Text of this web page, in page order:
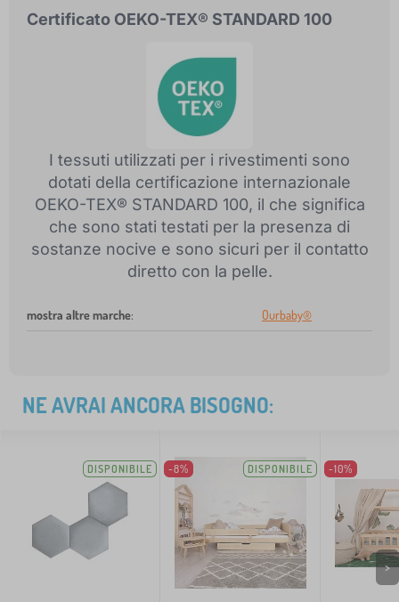
Certificato OEKO-TEX® STANDARD 100
I tessuti utilizzati per i rivestimenti sono
dotati della certificazione internazionale
OEKO-TEX® STANDARD 100, il che significa
che sono stati testati per la presenza di
sostanze nocive e sono sicuri per il contatto
diretto con la pelle.
mostra altre marche: Ourbaby®
NE AVRAI ANCORA BISOGNO:
DISPONIBILE -8% DISPONIBILE -10%
>